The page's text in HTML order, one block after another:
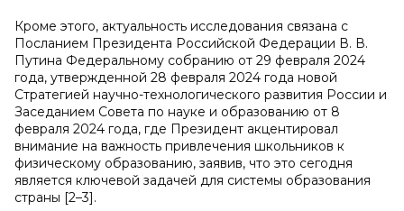
Кроме этого, актуальность исследования связана с
Посланием Президента Российской Федерации В. В.
Путина Федеральному собранию от 29 февраля 2024
года, утвержденной 28 февраля 2024 года новой
Стратегией научно-технологического развития России и
Заседанием Совета по науке и образованию от 8
февраля 2024 года, где Президент акцентировал
внимание на важность привлечения школьников к
физическому образованию, заявив, что это сегодня
является ключевой задачей для системы образования
страны [2–3].